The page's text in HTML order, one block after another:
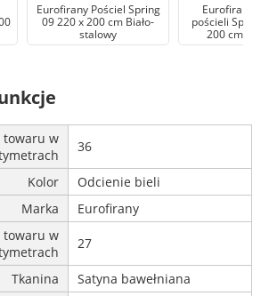
Eurofirany Pościel Spring
09 220 x 200 cm Biało-
stalowy
Eurofirany
pościeli
200 cm
towaru w
36
Kolor
Odcienie bieli
Marka
Eurofirany
towaru w
27
Tkanina
Satyna bawełniana